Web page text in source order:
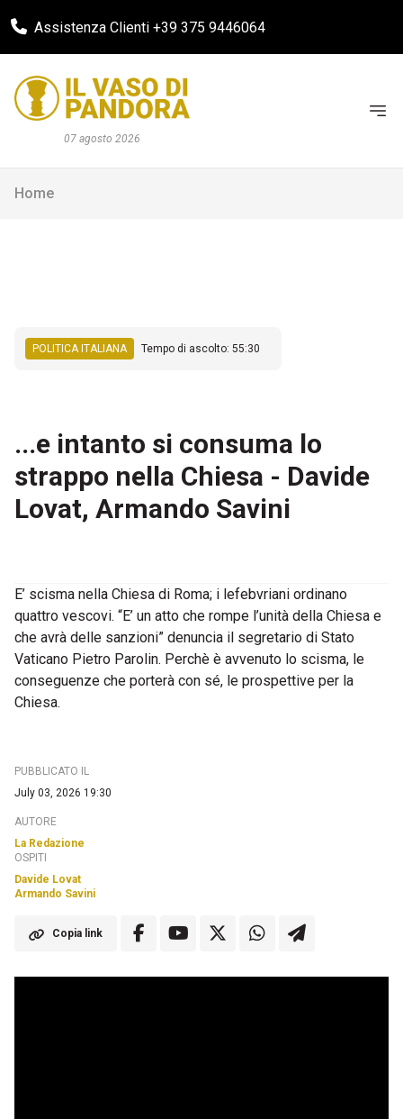
Assistenza Clienti +39 375 9446064
07 agosto 2026
Home
POLITICA ITALIANA Tempo di ascolto: 55:30
...e intanto si consuma lo
strappo nella Chiesa - Davide
Lovat, Armando Savini
E’ scisma nella Chiesa di Roma; i lefebvriani ordinano
quattro vescovi. “E’ un atto che rompe l’unità della Chiesa e
che avrà delle sanzioni” denuncia il segretario di Stato
Vaticano Pietro Parolin. Perchè è avvenuto lo scisma, le
conseguenze che porterà con sé, le prospettive per la
Chiesa.
PUBBLICATO IL
July 03, 2026 19:30
AUTORE
La Redazione
OSPITI
Davide Lovat
Armando Savini
Copia link